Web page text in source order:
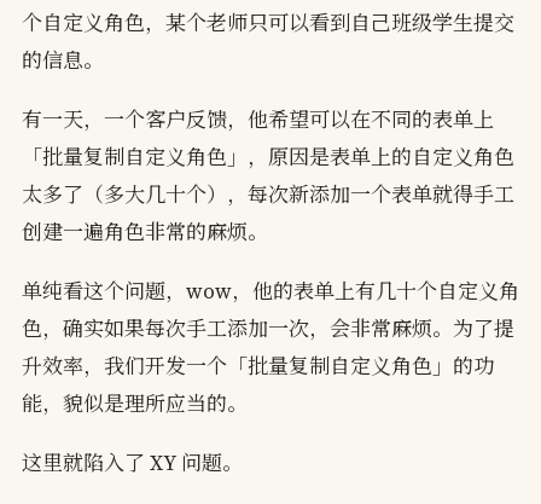
个自定义角色，某个老师只可以看到自己班级学生提交
的信息。
有一天，一个客户反馈，他希望可以在不同的表单上
「批量复制自定义角色」，原因是表单上的自定义角色
太多了（多大几十个），每次新添加一个表单就得手工
创建一遍角色非常的麻烦。
单纯看这个问题，wow，他的表单上有几十个自定义角
色，确实如果每次手工添加一次，会非常麻烦。为了提
升效率，我们开发一个「批量复制自定义角色」的功
能，貌似是理所应当的。
这里就陷入了 XY 问题。